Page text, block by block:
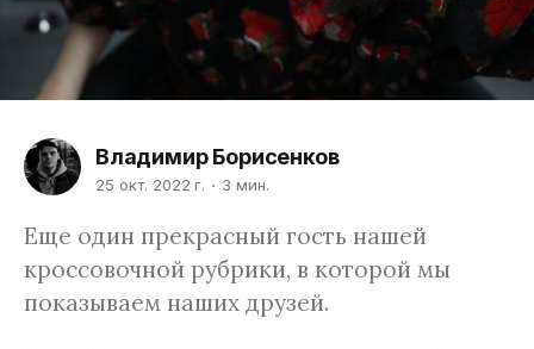
Владимир Борисенков
25 окт. 2022 г. 3 мин.
Еще один прекрасный гость нашей
кроссовочной рубрики, в которой мы
показываем наших друзей.